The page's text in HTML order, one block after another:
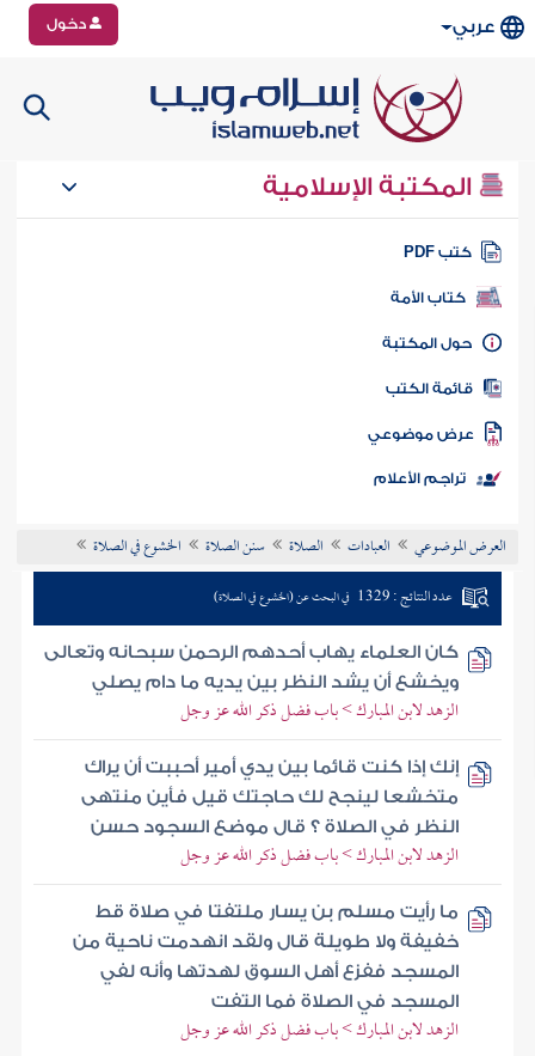
عربي دخول
المكتبة الإسلامية
كتب PDF
كتاب الأمة
المكتبة
الكتب
موضوعي
تراجم الأعلام
العرض الموضوعي العبادات الصلاة سنن الصلاة الخشوع في الصلاة
عدد النتائج : 1329 في البحث عن (الخشوع في الصلاة)
كان العلماء يهاب أحدهم الرحمن سبحانه وتعالى
ويخشع أن يشد النظر بين يديه ما دام يصلي
الزهد لابن المبارك > باب فضل ذكر الله عز وجل
إنك إذا كنت قائما بين يدي أمير أحببت أن يراك
متخشعا لينجح لك حاجتك قيل فأين منتهى
النظر في الصلاة ؟ قال موضع السجود حسن
الزهد لابن المبارك > باب فضل ذكر الله عز وجل
ما رأيت مسلم بن يسار ملتفتا في صلاة قط
خفيفة ولا طويلة قال ولقد انهدمت ناحية من
المسجد ففزع أهل السوق لهدتها وأنه لفي
المسجد في الصلاة فما التفت
الزهد لابن المبارك > باب فضل ذكر الله عز وجل